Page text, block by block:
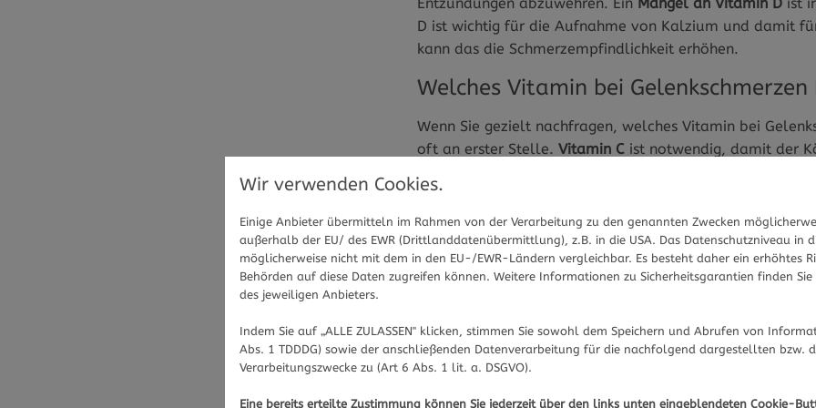
D ist wichtig für die Aufnahme von Kalzium und damit
kann das die Schmerzempfindlichkeit erhöhen.
Welches Vitamin bei
Wenn Sie gezielt nachfragen, welches Vitamin bei
oft an erster Stelle. Vitamin C ist notwendig, damit der
Hauptbestandteil des Gelenkknorpels und sorgt für
kleine Schäden am Knorpel schlechter reparieren. Auch
es schützt die Zellen vor aggressiven
Die Bedeutung von Magnesium und
achten. Ein
Muskeln die Gelenke führen und stützen, führt eine
Gelenkflächen zusätzlich. Auch Omega-3-Fettsäuren
fettem Seefisch. Diese Fettsäuren helfen dabei,
Fleisch und Wurst sollten eher vermieden werden. Die
Wir verwenden Cookies.
Einige Anbieter übermitteln im Rahmen von der Verarbeitung zu den genannten Zwecken
außerhalb der EU/ des EWR (Drittlanddatenübermittlung), z.B. in die USA. Das Datenschutzniveau in
möglicherweise nicht mit dem in den EU-/EWR-Ländern vergleichbar. Es besteht daher ein erhöhtes
Behörden auf diese Daten zugreifen können. Weitere Informationen zu Sicherheitsgarantien finden
des jeweiligen Anbieters.
Indem Sie auf „ALLE ZULASSEN" klicken, stimmen Sie sowohl dem Speichern und Abrufen von
Abs. 1 TDDDG) sowie der anschließenden Datenverarbeitung für die nachfolgend dargestellten bzw.
Verarbeitungszwecke zu (Art 6 Abs. 1 lit. a. DSGVO).
Eine bereits erteilte Zustimmung können Sie jederzeit über den links unten eingeblendeten Cookie-